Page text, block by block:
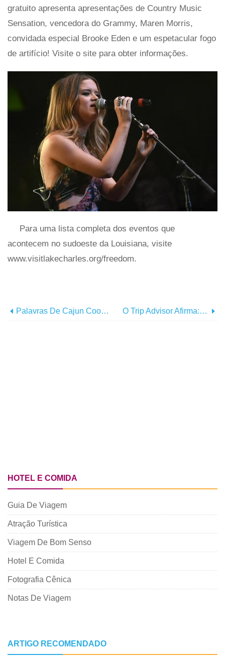
gratuito apresenta apresentações de Country Music
Sensation, vencedora do Grammy, Maren Morris,
convidada especial Brooke Eden e um espetacular fogo
de artifício! Visite o site para obter informações.
Para uma lista completa dos eventos que
acontecem no sudoeste da Louisiana, visite
www.visitlakecharles.org/freedom.
Palavras De Cajun Cookin 'para Saber O Trip Advisor Afirma:os Melhores Hambúrgueres
HOTEL E COMIDA
Guia De Viagem
Atração Turística
Viagem De Bom Senso
Hotel E Comida
Fotografia Cênica
Notas De Viagem
ARTIGO RECOMENDADO